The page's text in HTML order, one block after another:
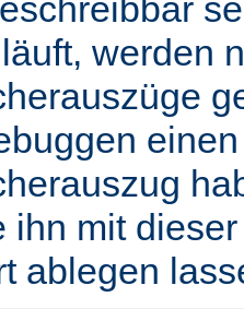
werden
einen
ihn mit
ablegen